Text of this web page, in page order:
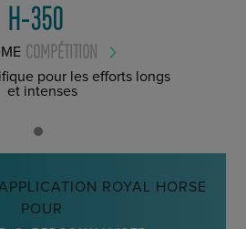
H-350
COMPÉTITION
pour les efforts longs
et intenses
ROYAL HORSE
POUR